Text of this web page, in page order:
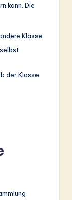
kann. Die
Klasse.
der Klasse